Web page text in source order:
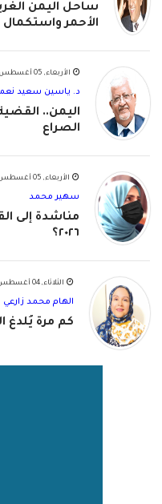
ساحل اليمن
الأحمر واستكمال
الأربعاء, 05 أغسطس 2026
د. ياسين سعيد
اليمن..
الصراع
الأربعاء, 05 أغسطس 2026
سهير محمد
مناشدة إلى
٢٠٢٦؟
الثلاثاء, 04 أغسطس 2026
الهام محمد زارعي
كم مرة يُلدغ الوطن؟